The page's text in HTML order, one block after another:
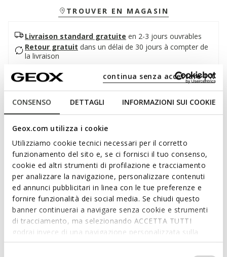
CONSENSO DETTAGLI INFORMAZIONI SUI COOKIE
Geox.com utilizza i cookie
Utilizziamo cookie tecnici necessari per il corretto
funzionamento del sito e, se ci fornisci il tuo consenso,
cookie ed altri strumenti di profilazione e tracciamento
per analizzare la navigazione, personalizzare contenuti
ed annunci pubblicitari in linea con le tue preferenze e
fornire funzionalità dei social media. Se chiudi questo
banner continuerai a navigare senza cookie e strumenti
di tracciamento, ma selezionando ACCETTA TUTTI
godrai invece di una navigazione personalizzata sulla
base dei tuoi gusti ed interessi. Selezionando
IMPOSTAZIONI potrai anche scegliere quali cookies ed
continua senza accettare | X
TROUVER EN MAGASIN
Livraison standard gratuite en 2-3 jours ouvrables
Retour gratuit dans un délai de 30 jours à compter de
la livraison
Sandales anatomiques et respirantes pour bébés, née de la
collaboration entre Geox et Disney. Ici déclinée en argent et
bleu clair, Chalki présente une empeigne au look sportif
décorée d'un patch dédié au personnage de Stitch. Réalisée
dans un matériau effet cuir nacré, elle est réglable à l'aide
d'une bride et offre une coupe parfaite.
CODE PRODUIT:
B652RB000NFC1294
Lire plus
Caractéristiques
Enfilage facile et rapide
Chaussures légères; Tige non doublée